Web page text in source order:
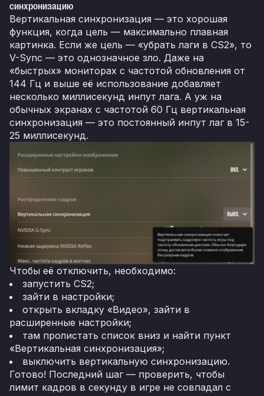
синхронизацию
Вертикальная синхронизация — это хорошая
функция, когда цель — максимально плавная
картинка. Если же цель — «убрать лаги в CS2», то
V-Sync — это однозначное зло. Даже на
«быстрых» мониторах с частотой обновления от
144 Гц и выше её использование добавляет
несколько миллисекунд инпут лага. А уж на
обычных экранах с частотой 60 Гц вертикальная
синхронизация — это постоянный инпут лаг в 15-
25 миллисекунд.
Чтобы её отключить, необходимо:
запустить CS2;
зайти в настройки;
открыть вкладку «Видео», зайти в
расширенные настройки;
там пролистать список вниз и найти пункт
«Вертикальная синхронизация»;
выключить вертикальную синхронизацию.
Готово! Последний шаг — проверить, чтобы
лимит кадров в секунду в игре не совпадал с